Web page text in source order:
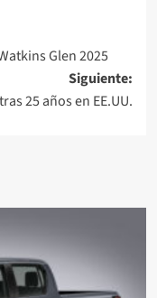
Glen 2025
Siguiente:
25 años en EE.UU.